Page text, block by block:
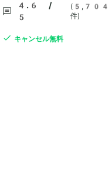
4.6 /
5
(5,704
件)
キャンセル無料